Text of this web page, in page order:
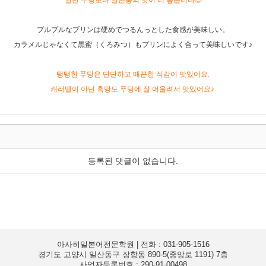
プルプルなプリンは硬めでつるんっとした食感が美味しい。
カラメルじゃなくて黒蜜（くろみつ）もプリンによく合って美味しいです♪
탱탱한 푸딩은 단단하고 매끈한 식감이 맛있어요.
캐러멜이 아닌 흑당도 푸딩에 잘 어울려서 맛있어요♪
등록된 댓글이 없습니다.
아사히일본어전문학원 | 전화 : 031-905-1516
경기도 고양시 일산동구 장항동 890-5(중앙로 1191) 7층